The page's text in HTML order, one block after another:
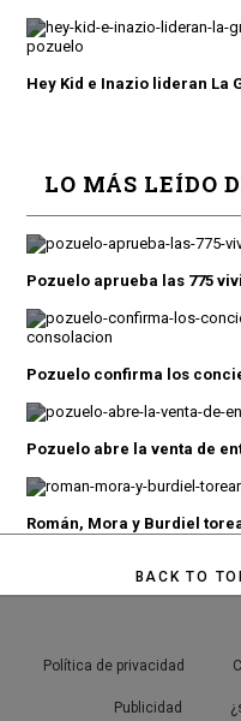
Hey Kid e Inazio lideran La
LO MÁS LEÍDO
Pozuelo aprueba las 775
Pozuelo confirma los
Pozuelo abre la venta de
Román, Mora y Burdiel
BACK TO
Política de privacidad
Publicidad